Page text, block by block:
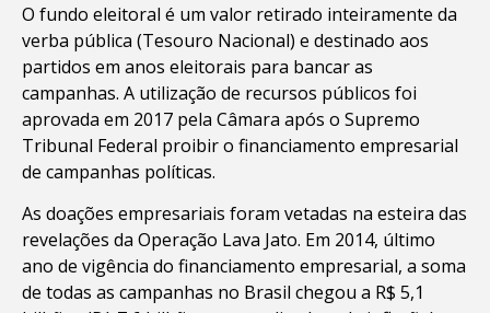
O fundo eleitoral é um valor retirado inteiramente da
verba pública (Tesouro Nacional) e destinado aos
partidos em anos eleitorais para bancar as
campanhas. A utilização de recursos públicos foi
aprovada em 2017 pela Câmara após o Supremo
Tribunal Federal proibir o financiamento empresarial
de campanhas políticas.
As doações empresariais foram vetadas na esteira das
revelações da Operação Lava Jato. Em 2014, último
ano de vigência do financiamento empresarial, a soma
de todas as campanhas no Brasil chegou a R$ 5,1